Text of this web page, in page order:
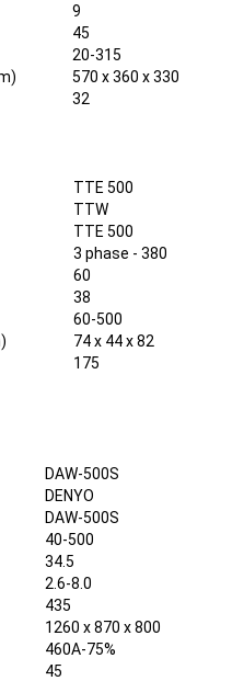
9
45
20-315
570 x 360 x 330
32
TTE 500
TTW
TTE 500
3 phase - 380
60
38
60-500
74 x 44 x 82
175
DAW-500S
DENYO
DAW-500S
40-500
34.5
2.6-8.0
435
1260 x 870 x 800
460A-75%
45